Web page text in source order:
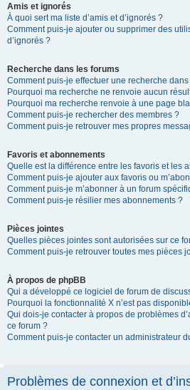
Amis et ignorés
À quoi sert ma liste d’amis et d’ignorés ?
Comment puis-je ajouter ou supprimer des
d’ignorés ?
Recherche dans les forums
Comment puis-je effectuer une recherche
Pourquoi ma recherche ne renvoie aucun
Pourquoi ma recherche renvoie à une page
Comment puis-je rechercher des membres ?
Comment puis-je retrouver mes propres
Favoris et abonnements
Quelle est la différence entre les favoris et les
Comment puis-je ajouter aux favoris ou
Comment puis-je m’abonner à un forum
Comment puis-je résilier mes abonnements ?
Pièces jointes
Quelles pièces jointes sont autorisées sur ce
Comment puis-je retrouver toutes mes pièces
À propos de phpBB
Qui a développé ce logiciel de forum de
Pourquoi la fonctionnalité X n’est pas
Qui dois-je contacter à propos de problèmes
ce forum ?
Comment puis-je contacter un administrateur
Problèmes de connexion et